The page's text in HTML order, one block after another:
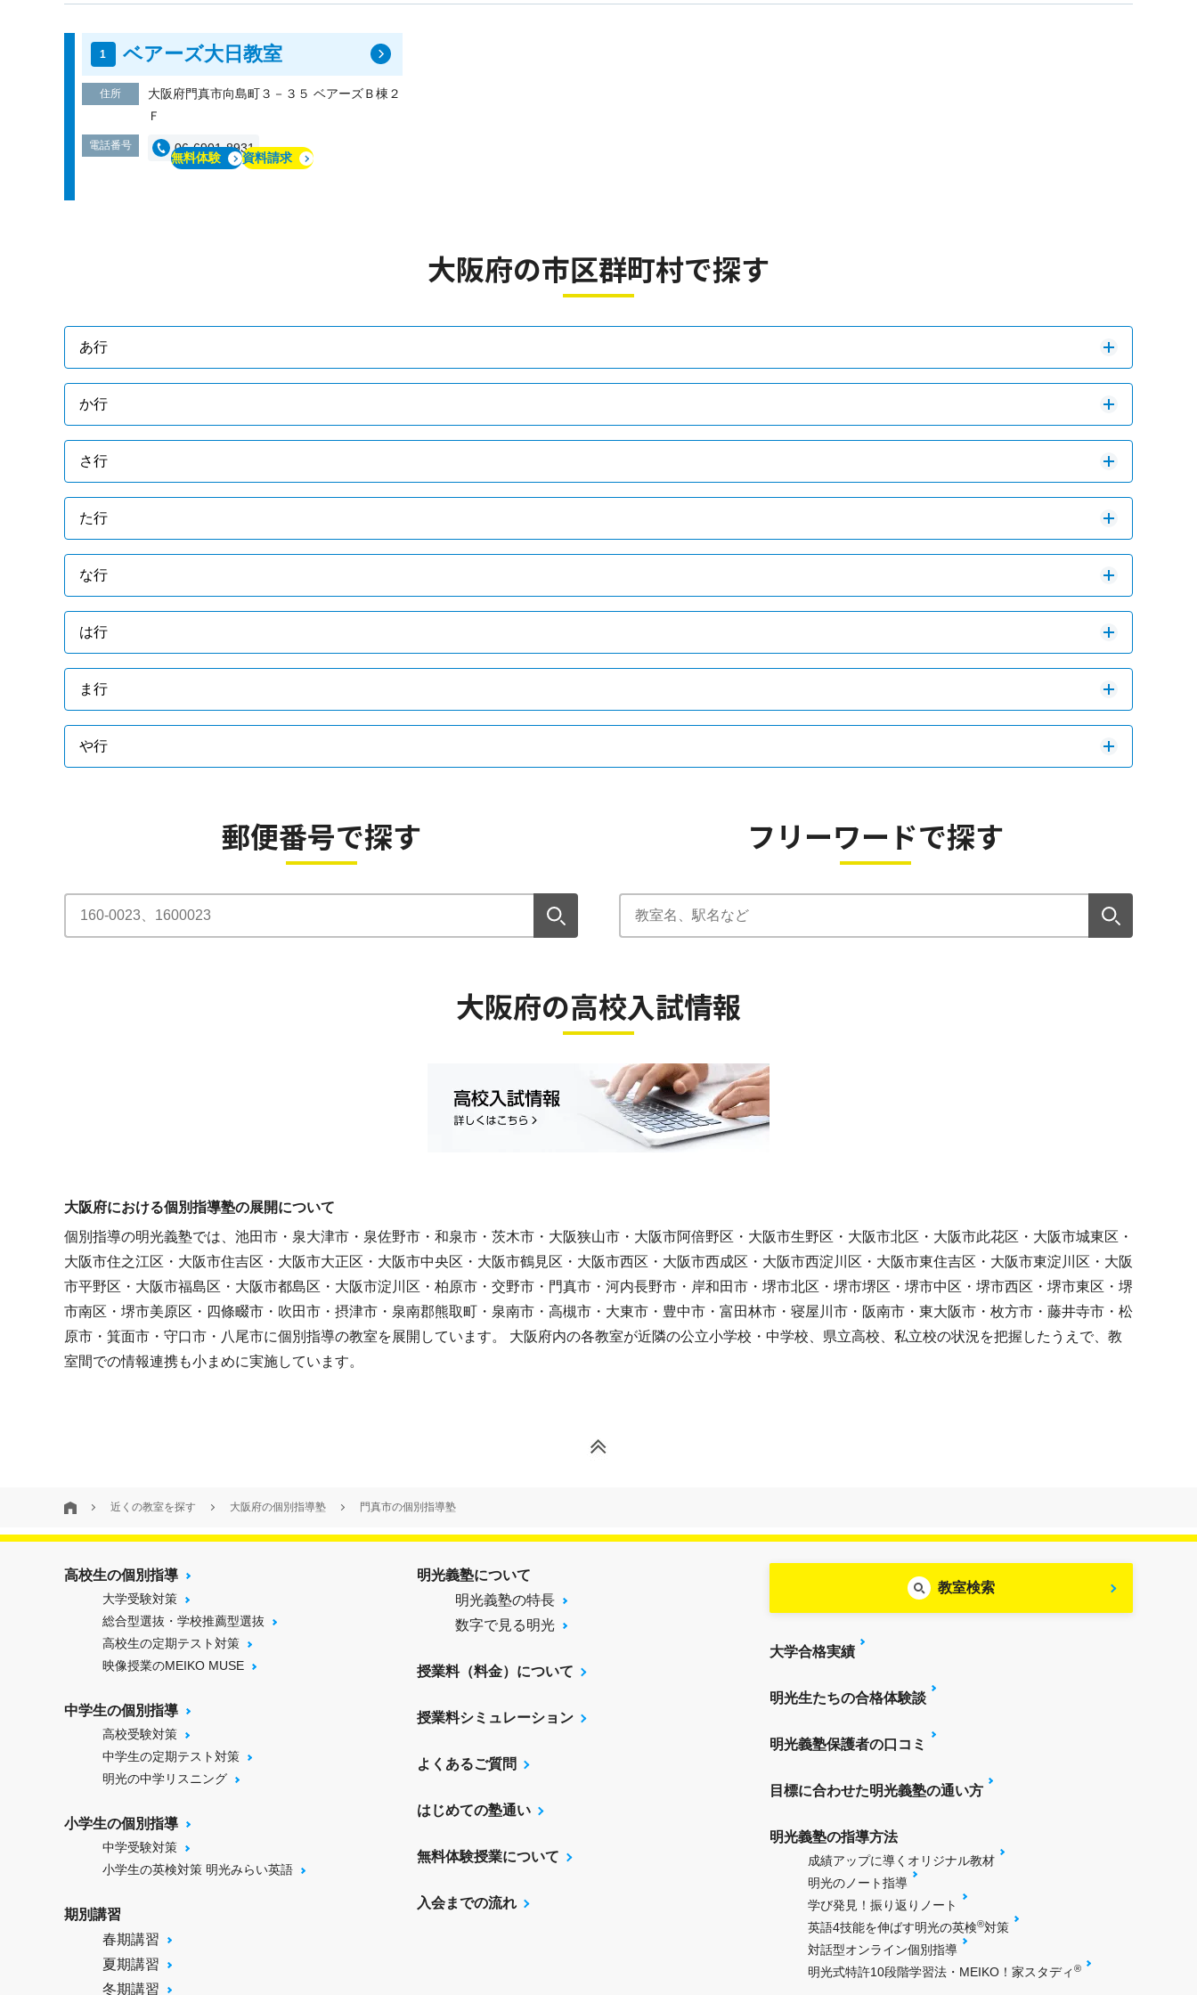
ベアーズ大日教室
住所
大阪府門真市向島町３－３５ ベアーズＢ棟２
Ｆ
電話番号 06-6901-8931
無料体験 資料請求
大阪府の市区群町村で探す
あ行
か行
さ行
た行
な行
は行
ま行
や行
郵便番号で探す フリーワードで探す
大阪府の高校入試情報
大阪府における個別指導塾の展開について
個別指導の明光義塾では、池田市・泉大津市・泉佐野市・和泉市・茨木市・大阪狭山市・大阪市阿倍野区・大阪市生野区・大阪市北区・大阪市此花区・大阪市城東区・
大阪市住之江区・大阪市住吉区・大阪市大正区・大阪市中央区・大阪市鶴見区・大阪市西区・大阪市西成区・大阪市西淀川区・大阪市東住吉区・大阪市東淀川区・大阪
市平野区・大阪市福島区・大阪市都島区・大阪市淀川区・柏原市・交野市・門真市・河内長野市・岸和田市・堺市北区・堺市堺区・堺市中区・堺市西区・堺市東区・堺
市南区・堺市美原区・四條畷市・吹田市・摂津市・泉南郡熊取町・泉南市・高槻市・大東市・豊中市・富田林市・寝屋川市・阪南市・東大阪市・枚方市・藤井寺市・松
原市・箕面市・守口市・八尾市に個別指導の教室を展開しています。 大阪府内の各教室が近隣の公立小学校・中学校、県立高校、私立校の状況を把握したうえで、教
室間での情報連携も小まめに実施しています。
近くの教室を探す 大阪府の個別指導塾 門真市の個別指導塾
高校生の個別指導
大学受験対策
総合型選抜・学校推薦型選抜
高校生の定期テスト対策
映像授業のMEIKO MUSE
中学生の個別指導
高校受験対策
中学生の定期テスト対策
明光の中学リスニング
小学生の個別指導
中学受験対策
小学生の英検対策 明光みらい英語
期別講習
春期講習
夏期講習
冬期講習
明光義塾について
明光義塾の特長
数字で見る明光
授業料（料金）について
授業料シミュレーション
よくあるご質問
はじめての塾通い
無料体験授業について
入会までの流れ
教室検索
大学合格実績
明光生たちの合格体験談
明光義塾保護者の口コミ
目標に合わせた明光義塾の通い方
明光義塾の指導方法
成績アップに導くオリジナル教材
明光のノート指導
学び発見！振り返りノート
英語4技能を伸ばす明光の英検®対策
対話型オンライン個別指導
明光式特許10段階学習法・MEIKO！家スタディ ®